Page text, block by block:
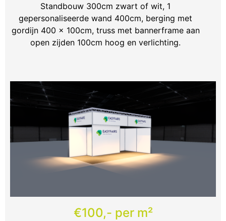
Standbouw 300cm zwart of wit, 1
gepersonaliseerde wand 400cm, berging met
gordijn 400 x 100cm, truss met bannerframe aan
open zijden 100cm hoog en verlichting.
€100,- per m²